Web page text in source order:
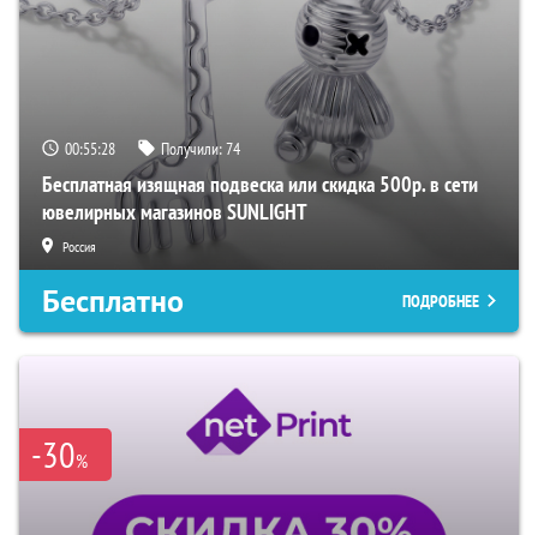
00:55:27 Получили:74
Бесплатная изящная подвеска или скидка 500р. в сети
ювелирных магазинов SUNLIGHT
Россия
Бесплатно ПОДРОБНЕЕ
-30%